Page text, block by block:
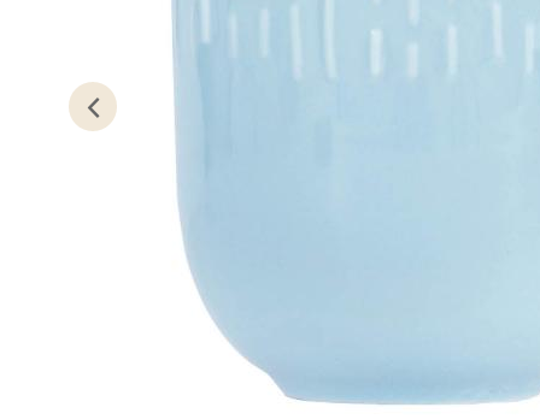
Erich